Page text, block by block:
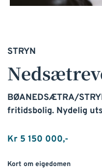
STRYN
BØANEDSÆTRA/
fritidsbolig. Nydelig
Kr 5 150 000,-
Kort om eigedomen